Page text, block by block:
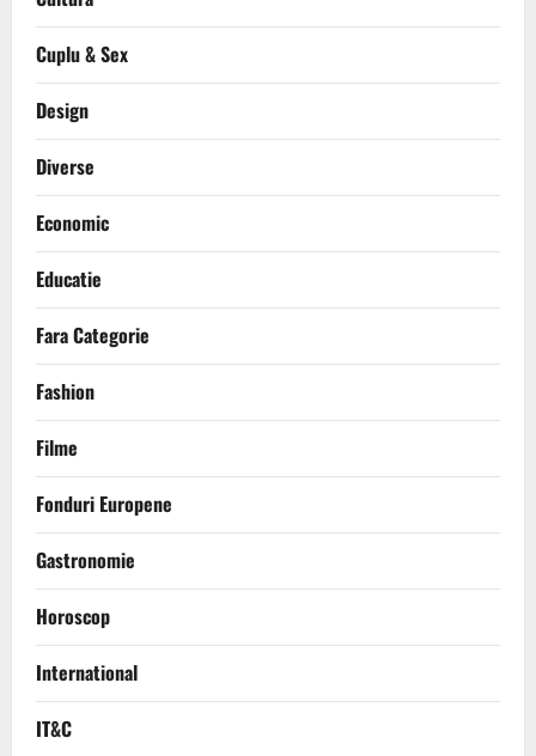
Cuplu & Sex
Design
Diverse
Economic
Educatie
Fara Categorie
Fashion
Filme
Fonduri Europene
Gastronomie
Horoscop
International
IT&C